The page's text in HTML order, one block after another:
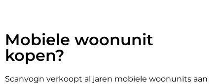
Kies voor Scanvogn!
Mobiele woonunit
kopen?
Scanvogn verkoopt al jaren mobiele woonunits aan